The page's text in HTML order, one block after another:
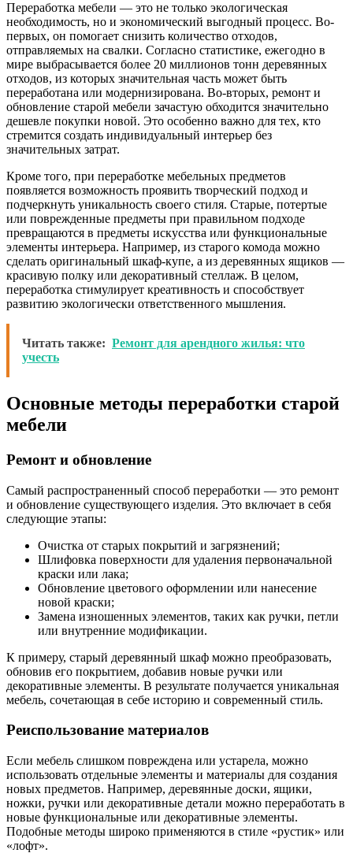
Переработка мебели — это не только экологическая
необходимость, но и экономический выгодный процесс. Во-
первых, он помогает снизить количество отходов,
отправляемых на свалки. Согласно статистике, ежегодно в
мире выбрасывается более 20 миллионов тонн деревянных
отходов, из которых значительная часть может быть
переработана или модернизирована. Во-вторых, ремонт и
обновление старой мебели зачастую обходится значительно
дешевле покупки новой. Это особенно важно для тех, кто
стремится создать индивидуальный интерьер без
значительных затрат.
Кроме того, при переработке мебельных предметов
появляется возможность проявить творческий подход и
подчеркнуть уникальность своего стиля. Старые, потертые
или поврежденные предметы при правильном подходе
превращаются в предметы искусства или функциональные
элементы интерьера. Например, из старого комода можно
сделать оригинальный шкаф-купе, а из деревянных ящиков —
красивую полку или декоративный стеллаж. В целом,
переработка стимулирует креативность и способствует
развитию экологически ответственного мышления.
Читать также: Ремонт для арендного жилья: что
учесть
Основные методы переработки старой
мебели
Ремонт и обновление
Самый распространенный способ переработки — это ремонт
и обновление существующего изделия. Это включает в себя
следующие этапы:
Очистка от старых покрытий и загрязнений;
Шлифовка поверхности для удаления первоначальной
краски или лака;
Обновление цветового оформлении или нанесение
новой краски;
Замена изношенных элементов, таких как ручки, петли
или внутренние модификации.
К примеру, старый деревянный шкаф можно преобразовать,
обновив его покрытием, добавив новые ручки или
декоративные элементы. В результате получается уникальная
мебель, сочетающая в себе историю и современный стиль.
Реиспользование материалов
Если мебель слишком повреждена или устарела, можно
использовать отдельные элементы и материалы для создания
новых предметов. Например, деревянные доски, ящики,
ножки, ручки или декоративные детали можно переработать в
новые функциональные или декоративные элементы.
Подобные методы широко применяются в стиле «рустик» или
«лофт».